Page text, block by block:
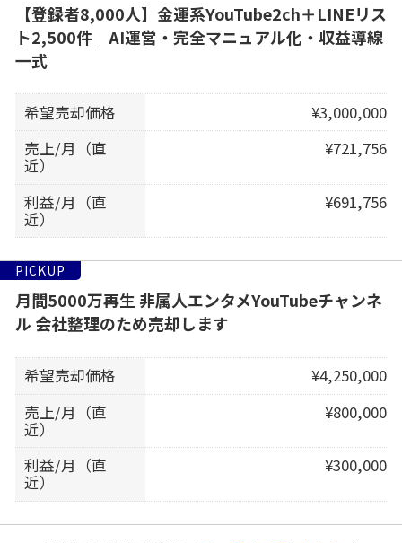
【登録者8,000人】金運系YouTube2ch＋LINEリス
ト2,500件｜AI運営・完全マニュアル化・収益導線
一式
希望売却価格
¥3,000,000
売上/月（直
近）
¥721,756
利益/月（直
近）
¥691,756
PICKUP
月間5000万再生 非属人エンタメYouTubeチャンネ
ル 会社整理のため売却します
希望売却価格
¥4,250,000
売上/月（直
近）
¥800,000
利益/月（直
近）
¥300,000